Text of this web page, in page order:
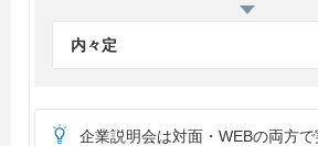
内々定
企業説明会は対面・WEBの両方